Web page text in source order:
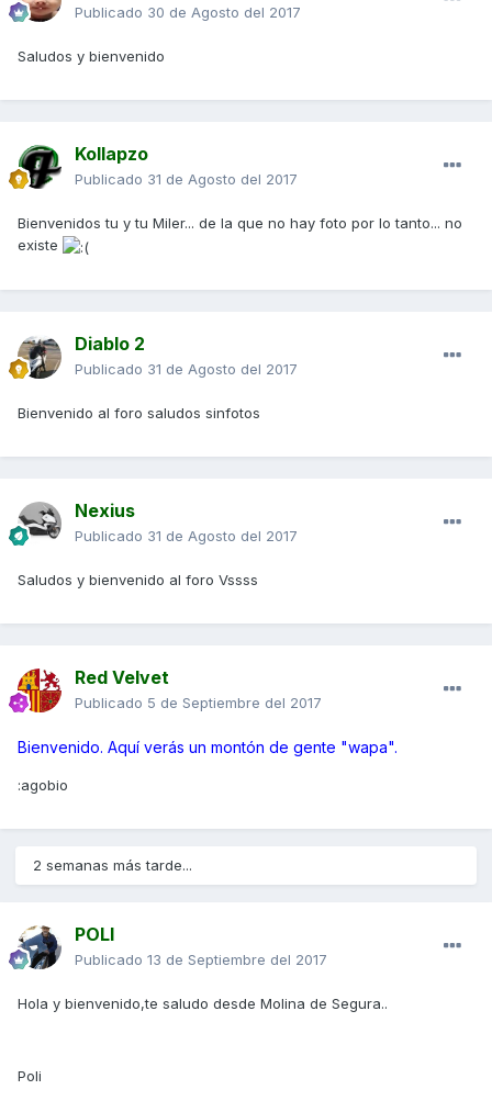
Publicado 30 de Agosto del 2017
Saludos y bienvenido
Kollapzo
Publicado 31 de Agosto del 2017
Bienvenidos tu y tu Miler... de la que no hay foto por lo tanto... no
existe
Diablo 2
Publicado 31 de Agosto del 2017
Bienvenido al foro saludos sinfotos
Nexius
Publicado 31 de Agosto del 2017
Saludos y bienvenido al foro Vssss
Red Velvet
Publicado 5 de Septiembre del 2017
Bienvenido. Aquí verás un montón de gente "wapa".
:agobio
2 semanas más tarde...
POLI
Publicado 13 de Septiembre del 2017
Hola y bienvenido,te saludo desde Molina de Segura..
Poli